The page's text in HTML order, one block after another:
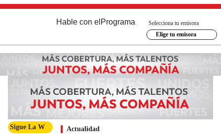
Hable con el Programa
Selecciona tu emisora
Elige tu emisora
Sigue La W Actualidad